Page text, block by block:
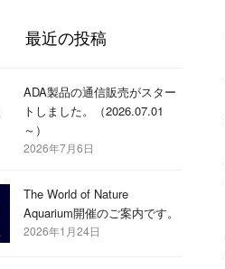
最近の投稿
ADA製品の通信販売がスター
トしました。（2026.07.01
～）
2026年7月6日
The World of Nature
Aquarium開催のご案内です。
2026年1月24日